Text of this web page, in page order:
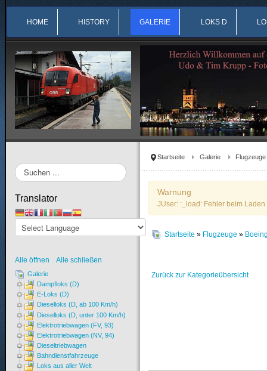
HOME HISTORY GALERIE LOKS D
Startseite Galerie Flugzeuge
Warnung
JUser: :_load: Fehler beim
Startseite » Flugzeuge »
Zurück zur Kategorieübersicht
Suchen
...
Translator
Alle öffnen Alle schließen
Galerie
Dampfloks (D)
E-Loks (D)
Dieselloks (D, ab 100 Km/h)
Dieselloks (D, unter 100 Km/h)
Elektrotriebwagen (FV, 93)
Elektrotriebwagen (NV, 94)
Dieseltriebwagen
Bahndienstfahrzeuge
Loks aus aller Welt